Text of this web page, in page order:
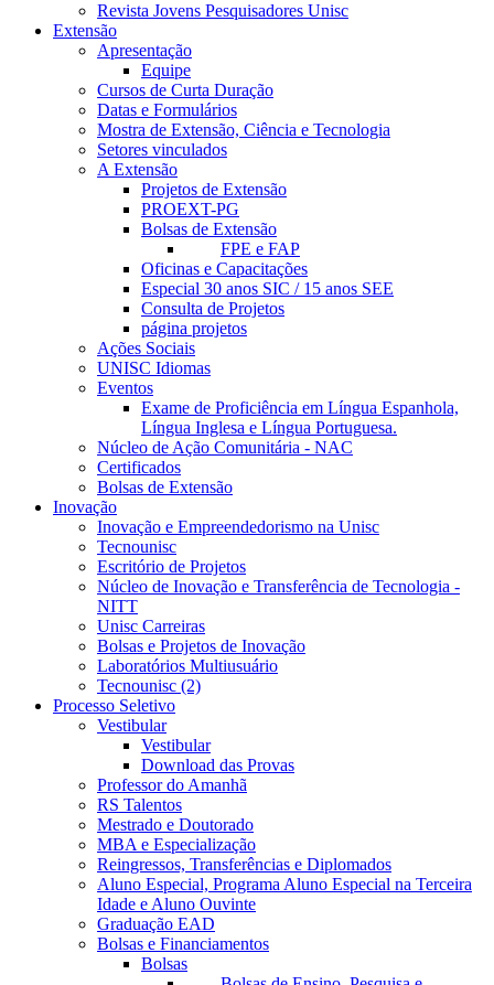
Revista Jovens Pesquisadores Unisc
Extensão
Apresentação
Equipe
Cursos de Curta Duração
Datas e Formulários
Mostra de Extensão, Ciência e Tecnologia
Setores vinculados
A Extensão
Projetos de Extensão
PROEXT-PG
Bolsas de Extensão
FPE e FAP
Oficinas e Capacitações
Especial 30 anos SIC / 15 anos SEE
Consulta de Projetos
página projetos
Ações Sociais
UNISC Idiomas
Eventos
Exame de Proficiência em Língua Espanhola,
Língua Inglesa e Língua Portuguesa.
Núcleo de Ação Comunitária - NAC
Certificados
Bolsas de Extensão
Inovação
Inovação e Empreendedorismo na Unisc
Tecnounisc
Escritório de Projetos
Núcleo de Inovação e Transferência de Tecnologia -
NITT
Unisc Carreiras
Bolsas e Projetos de Inovação
Laboratórios Multiusuário
Tecnounisc (2)
Processo Seletivo
Vestibular
Vestibular
Download das Provas
Professor do Amanhã
RS Talentos
Mestrado e Doutorado
MBA e Especialização
Reingressos, Transferências e Diplomados
Aluno Especial, Programa Aluno Especial na Terceira
Idade e Aluno Ouvinte
Graduação EAD
Bolsas e Financiamentos
Bolsas